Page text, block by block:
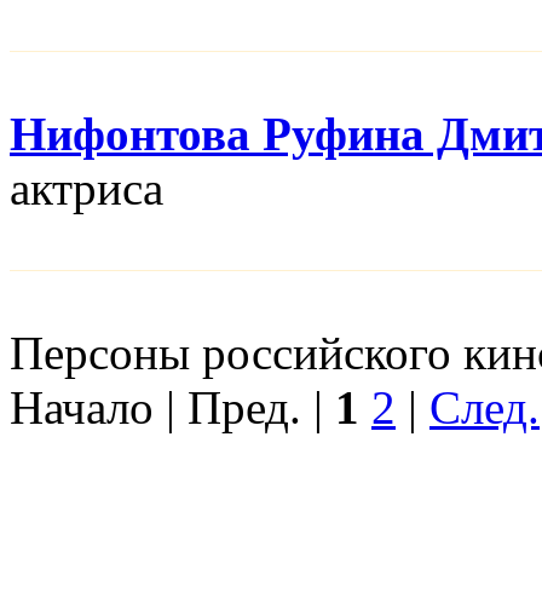
Нифонтова Руфина
актриса
Персоны российского
Начало | Пред. | 1 2 | След.